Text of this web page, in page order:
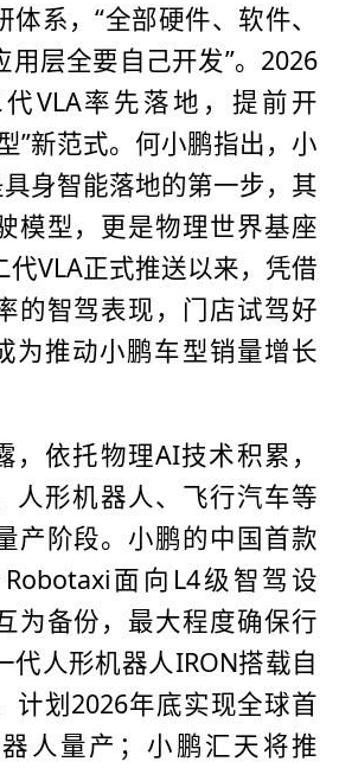
系，“全部硬件、软件、
用层全要自己开发”。2026
VLA率先落地，提前开
”新范式。何小鹏指出，小
身智能落地的第一步，其
模型，更是物理世界基座
VLA正式推送以来，凭借
的智驾表现，门店试驾好
为推动小鹏车型销量增长
，依托物理AI技术积累，
人形机器人、飞行汽车等
产阶段。小鹏的中国首款
面向L4级智驾设
为备份，最大程度确保行
代人形机器人IRON搭载自
计划2026年底实现全球首
人量产；小鹏汇天将推